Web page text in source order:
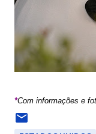
*Com informações e